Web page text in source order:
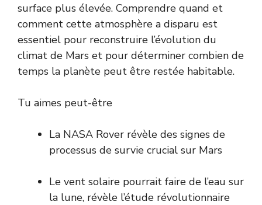
surface plus élevée. Comprendre quand et
comment cette atmosphère a disparu est
essentiel pour reconstruire l’évolution du
climat de Mars et pour déterminer combien de
temps la planète peut être restée habitable.
Tu aimes peut-être
La NASA Rover révèle des signes de
processus de survie crucial sur Mars
Le vent solaire pourrait faire de l’eau sur
la lune, révèle l’étude révolutionnaire